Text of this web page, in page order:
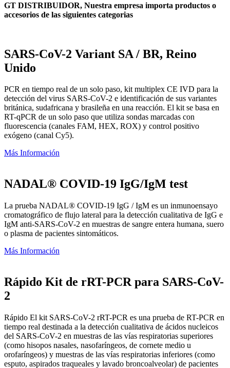
GT DISTRIBUIDOR, Nuestra empresa importa productos o
accesorios de las siguientes categorias
SARS-CoV-2 Variant SA / BR, Reino
Unido
PCR en tiempo real de un solo paso, kit multiplex CE IVD para la
detección del virus SARS-CoV-2 e identificación de sus variantes
británica, sudafricana y brasileña en una reacción. El kit se basa en
RT-qPCR de un solo paso que utiliza sondas marcadas con
fluorescencia (canales FAM, HEX, ROX) y control positivo
exógeno (canal Cy5).
Más Información
NADAL® COVID-19 IgG/IgM test
La prueba NADAL® COVID-19 IgG / IgM es un inmunoensayo
cromatográfico de flujo lateral para la detección cualitativa de IgG e
IgM anti-SARS-CoV-2 en muestras de sangre entera humana, suero
o plasma de pacientes sintomáticos.
Más Información
Rápido Kit de rRT-PCR para SARS-CoV-
2
Rápido El kit SARS-CoV-2 rRT-PCR es una prueba de RT-PCR en
tiempo real destinada a la detección cualitativa de ácidos nucleicos
del SARS-CoV-2 en muestras de las vías respiratorias superiores
(como hisopos nasales, nasofaríngeos, de cornete medio u
orofaríngeos) y muestras de las vías respiratorias inferiores (como
esputo, aspirados traqueales y lavado broncoalveolar) de pacientes